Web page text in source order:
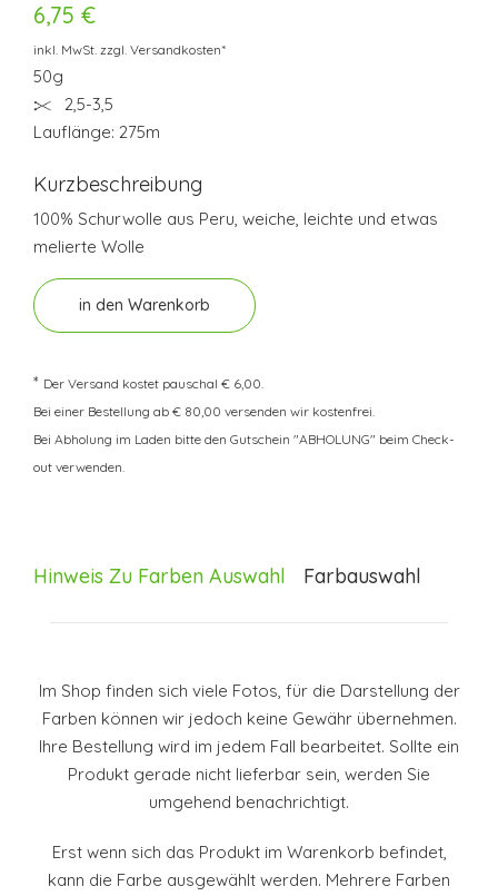
6,75 €
inkl. MwSt. zzgl. Versandkosten*
50g
2,5-3,5
Lauflänge: 275m
Kurzbeschreibung
100% Schurwolle aus Peru, weiche, leichte und etwas
melierte Wolle
in den Warenkorb
* Der Versand kostet pauschal € 6,00.
Bei einer Bestellung ab € 80,00 versenden wir kostenfrei.
Bei Abholung im Laden bitte den Gutschein "ABHOLUNG" beim Check-
out verwenden.
Hinweis Zu Farben Auswahl Farbauswahl
Im Shop finden sich viele Fotos, für die Darstellung der
Farben können wir jedoch keine Gewähr übernehmen.
Ihre Bestellung wird im jedem Fall bearbeitet. Sollte ein
Produkt gerade nicht lieferbar sein, werden Sie
umgehend benachrichtigt.
Erst wenn sich das Produkt im Warenkorb befindet,
kann die Farbe ausgewählt werden. Mehrere Farben